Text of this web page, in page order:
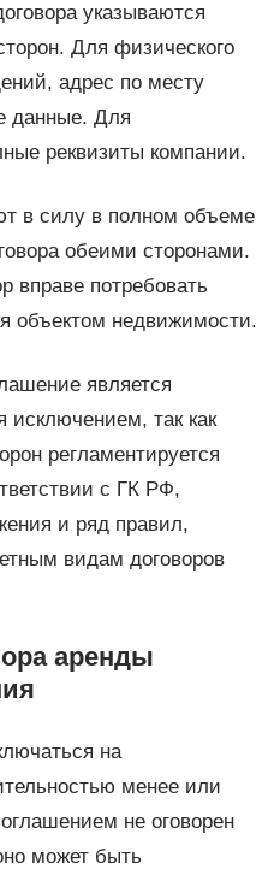
указываются
Для физического
адрес по месту
данные. Для
реквизиты компании.
в силу в полном объеме
обеими сторонами.
вправе потребовать
объектом недвижимости.
является
исключением, так как
регламентируется
с ГК РФ,
и ряд правил,
видам договоров
аренды
на
менее или
не оговорен
может быть